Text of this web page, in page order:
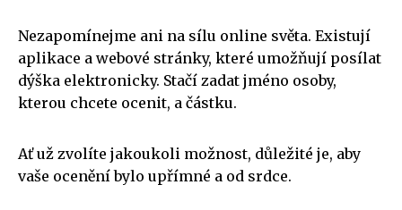
Nezapomínejme ani na sílu online světa. Existují
aplikace a webové stránky, které umožňují posílat
dýška elektronicky. Stačí zadat jméno osoby,
kterou chcete ocenit, a částku.
Ať už zvolíte jakoukoli možnost, důležité je, aby
vaše ocenění bylo upřímné a od srdce.